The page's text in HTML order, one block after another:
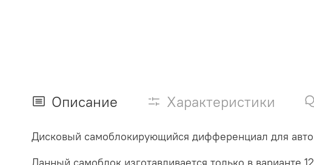
Описание Характеристики
Дисковый самоблокирующийся дифференциал для